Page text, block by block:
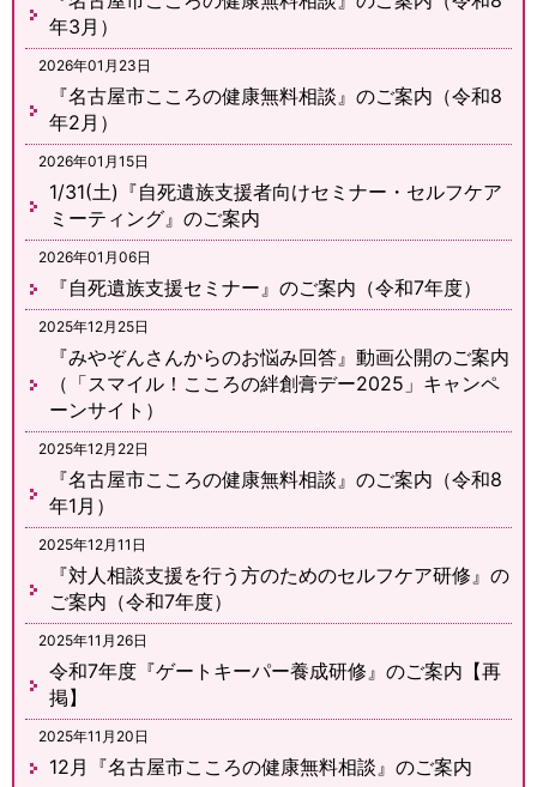
年3月）
2026年01月23日
『名古屋市こころの健康無料相談』のご案内（令和8
年2月）
2026年01月15日
1/31(土)『自死遺族支援者向けセミナー・セルフケア
ミーティング』のご案内
2026年01月06日
『自死遺族支援セミナー』のご案内（令和7年度）
2025年12月25日
『みやぞんさんからのお悩み回答』動画公開のご案内
（「スマイル！こころの絆創膏デー2025」キャンペ
ーンサイト）
2025年12月22日
『名古屋市こころの健康無料相談』のご案内（令和8
年1月）
2025年12月11日
『対人相談支援を行う方のためのセルフケア研修』の
ご案内（令和7年度）
2025年11月26日
令和7年度『ゲートキーパー養成研修』のご案内【再
掲】
2025年11月20日
12月『名古屋市こころの健康無料相談』のご案内